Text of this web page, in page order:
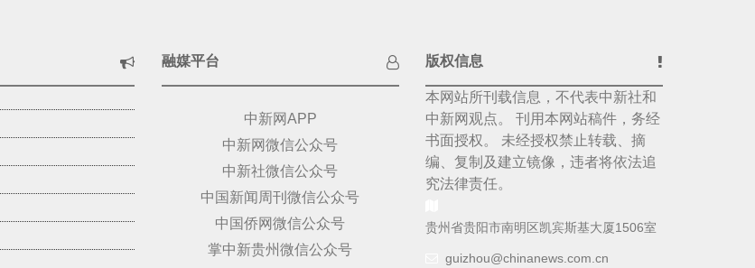
融媒平台
中新网APP
中新网微信公众号
中新社微信公众号
中国新闻周刊微信公众号
中国侨网微信公众号
掌中新贵州微信公众号
版权信息
本网站所刊载信息，不代表中新社和
中新网观点。 刊用本网站稿件，务经
书面授权。 未经授权禁止转载、摘
编、复制及建立镜像，违者将依法追
究法律责任。
贵州省贵阳市南明区凯宾斯基大厦1506室
guizhou@chinanews.com.cn